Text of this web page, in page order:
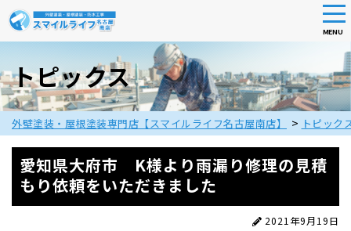
main
content
MENU
トピックス
外壁塗装・屋根塗装専門店【スマイルライフ名古屋南店】 > トピック
愛知県大府市 K様より雨漏り修理の見積
もり依頼をいただきました
2021年9月19日